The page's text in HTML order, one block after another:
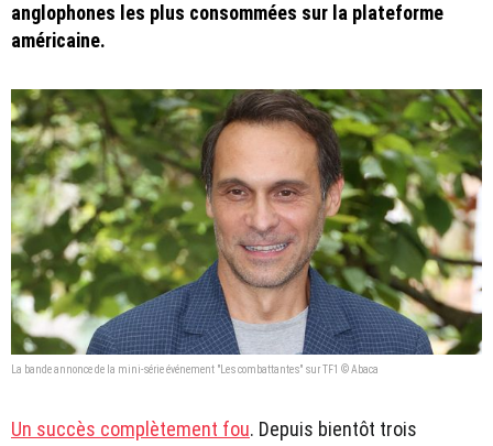
anglophones les plus consommées sur la plateforme
américaine.
La bande annonce de la mini-série événement "Les combattantes" sur TF1 © Abaca
Un succès complètement fou. Depuis bientôt trois